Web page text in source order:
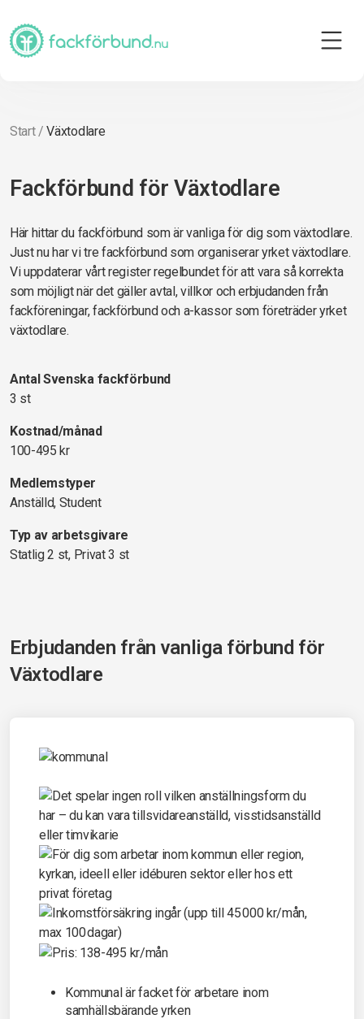
Start/Växtodlare
Fackförbund för Växtodlare
Här hittar du fackförbund som är vanliga för dig som växtodlare.
Just nu har vi tre fackförbund som organiserar yrket växtodlare.
Vi uppdaterar vårt register regelbundet för att vara så korrekta
som möjligt när det gäller avtal, villkor och erbjudanden från
fackföreningar, fackförbund och a-kassor som företräder yrket
växtodlare.
Antal Svenska fackförbund
3 st
Kostnad/månad
100-495 kr
Medlemstyper
Anställd, Student
Typ av arbetsgivare
Statlig 2 st, Privat 3 st
Erbjudanden från vanliga förbund för
Växtodlare
Kommunal är facket för arbetare inom
samhällsbärande yrken